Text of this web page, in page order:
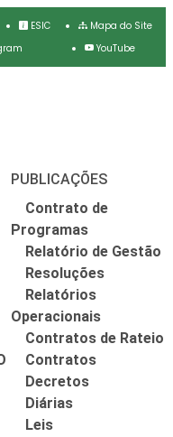
ESIC
Mapa do Site
YouTube
PUBLICAÇÕES
Contrato de
Programas
Relatório de Gestão
Resoluções
Relatórios
Operacionais
Contratos de Rateio
Contratos
Decretos
Diárias
Leis